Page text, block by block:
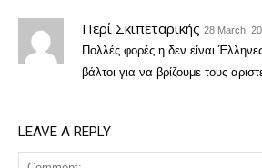
Περί Σκιπεταρικής 28 March,
Πολλές φορές η δεν είναι
βάλτοι για να βρίζουμε τους
LEAVE A REPLY